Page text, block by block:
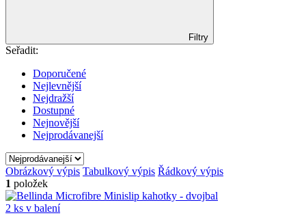
Filtry
Seřadit:
Doporučené
Nejlevnější
Nejdražší
Dostupné
Nejnovější
Nejprodávanejší
Obrázkový výpis Tabulkový výpis Řádkový výpis
1 položek
2 ks v balení